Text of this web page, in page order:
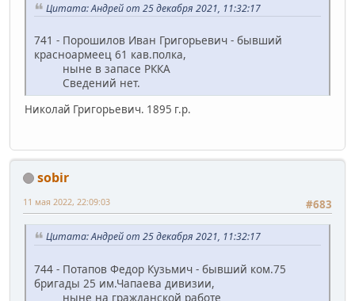
Цитата: Андрей от 25 декабря 2021, 11:32:17
741 - Порошилов Иван Григорьевич - бывший
красноармеец 61 кав.полка,
ныне в запасе РККА
Сведений нет.
Николай Григорьевич. 1895 г.р.
sobir
#683
11 мая 2022, 22:09:03
Цитата: Андрей от 25 декабря 2021, 11:32:17
744 - Потапов Федор Кузьмич - бывший ком.75
бригады 25 им.Чапаева дивизии,
ныне на гражданской работе